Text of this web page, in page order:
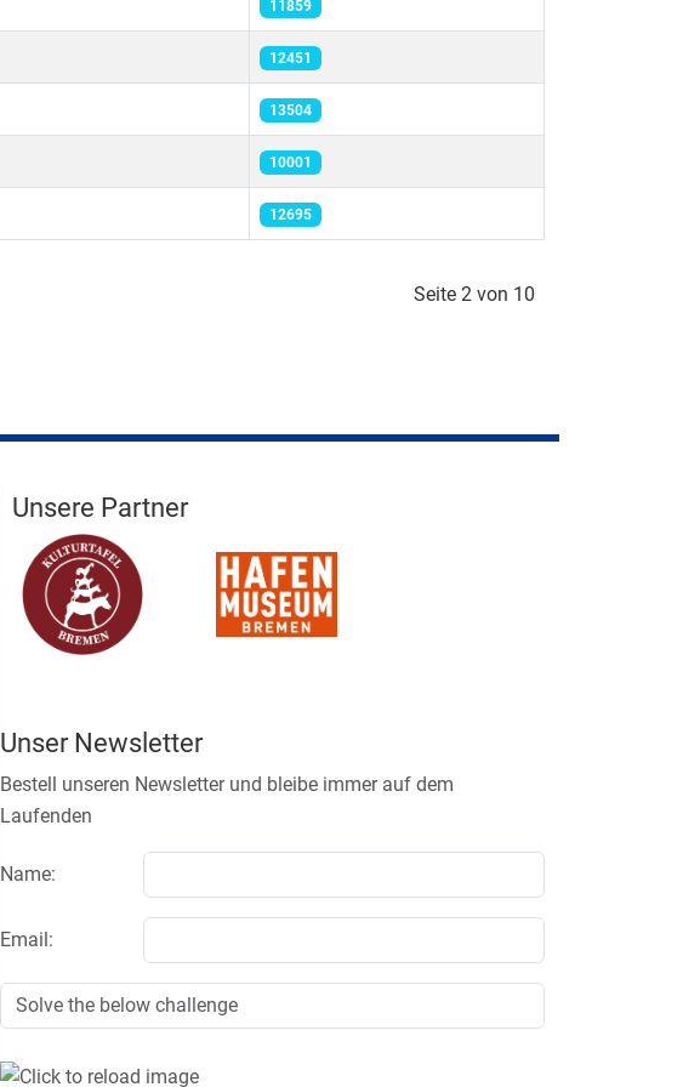
11859
12451
13504
10001
12695
Seite 2 von 10
Unsere Partner
Unser Newsletter
Bestell unseren Newsletter und bleibe immer auf dem
Laufenden
Name:
Email: